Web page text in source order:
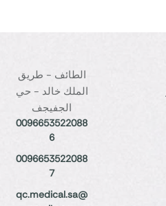
الطائف - طريق
الملك خالد - حي
الجفيجف
0096653522088
6
0096653522088
7
qc.medical.sa@